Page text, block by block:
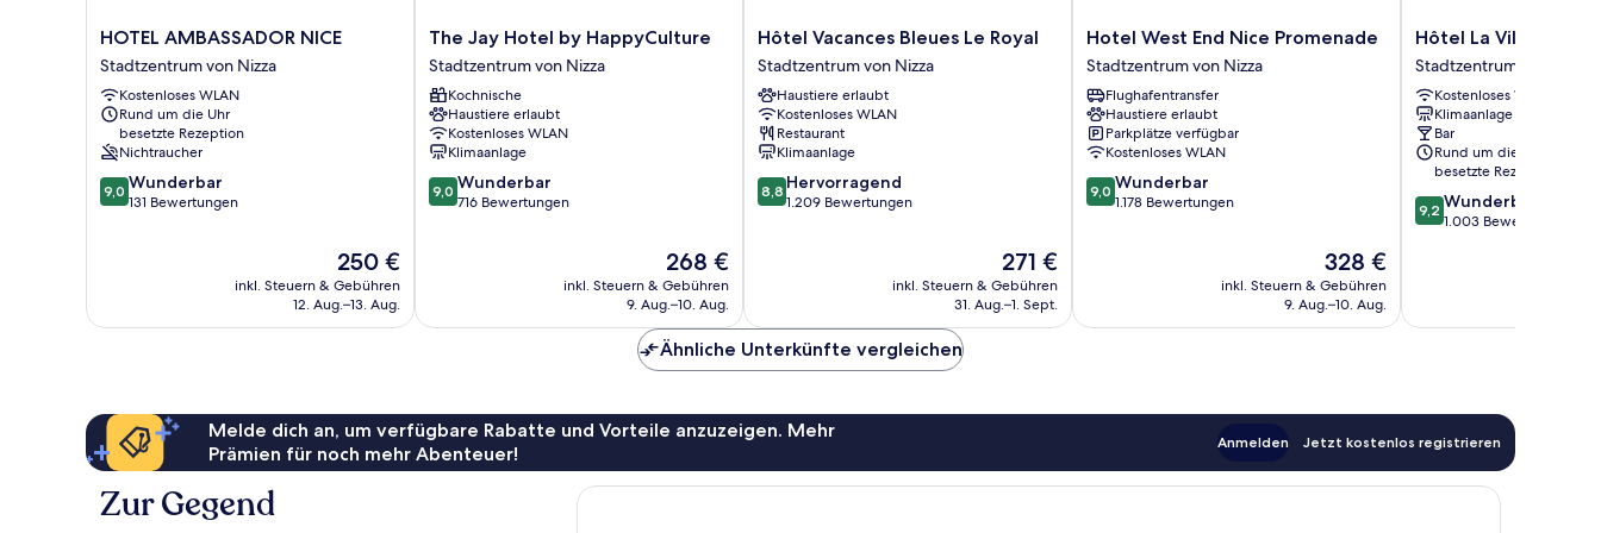
HOTEL
AMBASSADOR
NICE
Stadtzentrum
von
Nizza
HOTEL AMBASSADOR NICE
Stadtzentrum von Nizza
Kostenloses WLAN
Rund um die Uhr
besetzte Rezeption
Nichtraucher
9.0
von
9,0 Wunderbar
131 Bewertungen
Der
Preis
beträgt
250 €
inkl. Steuern & Gebühren
12. Aug.–13. Aug.
The
Jay
Hotel
by
HappyCulture
Stadtzentrum
von
Nizza
The Jay Hotel by HappyCulture
Stadtzentrum von Nizza
Kochnische
Haustiere erlaubt
Kostenloses WLAN
Klimaanlage
9.0
von
9,0 Wunderbar
716 Bewertungen
Der
Preis
beträgt
268 €
inkl. Steuern & Gebühren
9. Aug.–10. Aug.
Hôtel
Vacances
Bleues
Le
Royal
Stadtzentrum
von
Nizza
Hôtel Vacances Bleues Le Royal
Stadtzentrum von Nizza
Haustiere erlaubt
Kostenloses WLAN
Restaurant
Klimaanlage
8.8
von
8,8 Hervorragend
1.209 Bewertungen
Der
Preis
beträgt
271 €
inkl. Steuern & Gebühren
31. Aug.–1. Sept.
Hotel
West
End
Nice
Promenade
Stadtzentrum
von
Nizza
Hotel West End Nice Promenade
Stadtzentrum von Nizza
Flughafentransfer
Haustiere erlaubt
Parkplätze verfügbar
Kostenloses WLAN
9.0
von
9,0 Wunderbar
1.178 Bewertungen
Der
Preis
beträgt
328 €
inkl. Steuern & Gebühren
9. Aug.–10. Aug.
Hôtel
La
Villa
Nice
Victor
Hugo
Stadtzentrum
Nizza
Hôtel La Villa Nice
Stadtzentrum von Nizza
Kostenloses WLAN
Klimaanlage
Bar
Rund um die Uhr
besetzte Rezeption
9.2
von
9,2 Wunderbar
1.003 Bewertungen
Ähnliche Unterkünfte vergleichen
Melde dich an, um verfügbare Rabatte und Vorteile anzuzeigen. Mehr
Prämien für noch mehr Abenteuer!
Anmelden Jetzt kostenlos registrieren
Zur Gegend